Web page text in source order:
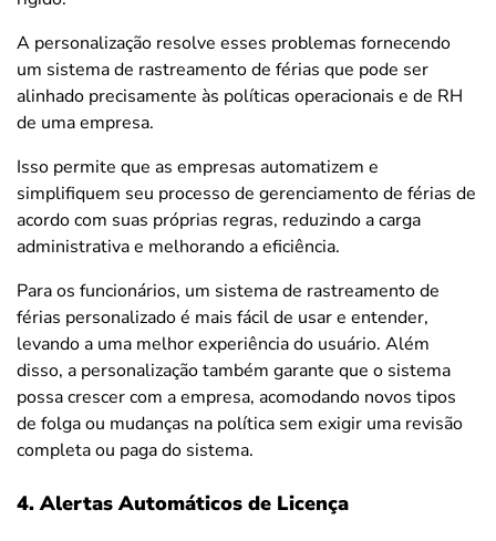
A personalização resolve esses problemas fornecendo
um sistema de rastreamento de férias que pode ser
alinhado precisamente às políticas operacionais e de RH
de uma empresa.
Isso permite que as empresas automatizem e
simplifiquem seu processo de gerenciamento de férias de
acordo com suas próprias regras, reduzindo a carga
administrativa e melhorando a eficiência.
Para os funcionários, um sistema de rastreamento de
férias personalizado é mais fácil de usar e entender,
levando a uma melhor experiência do usuário. Além
disso, a personalização também garante que o sistema
possa crescer com a empresa, acomodando novos tipos
de folga ou mudanças na política sem exigir uma revisão
completa ou paga do sistema.
4. Alertas Automáticos de Licença